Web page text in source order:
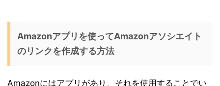
Amazonアプリを使ってAmazonアソシエイト
のリンクを作成する方法
Amazonにはアプリがあり、それを使用することでい